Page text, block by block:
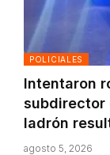
POLICIALES
Intentaron
subdirector
ladrón
agosto 5, 2026